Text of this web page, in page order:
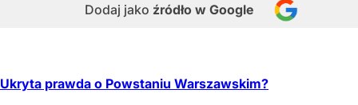
Dodaj jako źródło w Google
Ukryta prawda o Powstaniu Warszawskim?